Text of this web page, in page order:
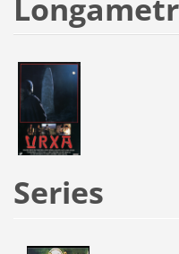
Series